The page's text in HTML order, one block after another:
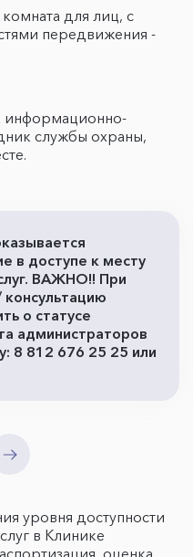
для лиц, с
передвижения -
информационно-
службы охраны,
в доступе к месту
ВАЖНО!! При
консультацию
о статусе
администраторов
8 812 676 25 25 или
уровня доступности
в Клинике
оценка